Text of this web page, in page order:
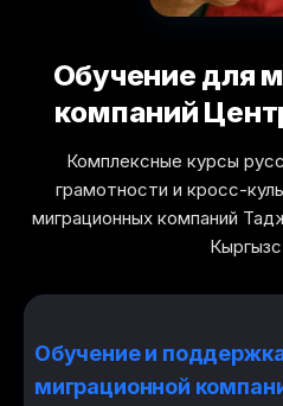
Обучение для
компаний
Комплексные курсы
грамотности и кросс-
миграционных компаний
Обучение и
миграционной